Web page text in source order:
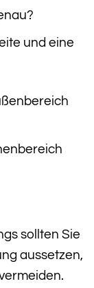
und eine
sollten Sie
aussetzen,